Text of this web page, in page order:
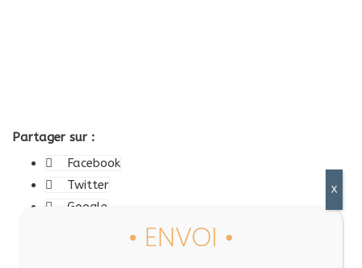
Partager sur :
Facebook
Twitter
Google